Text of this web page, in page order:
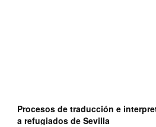
Procesos de traducción e
a refugiados de Sevilla